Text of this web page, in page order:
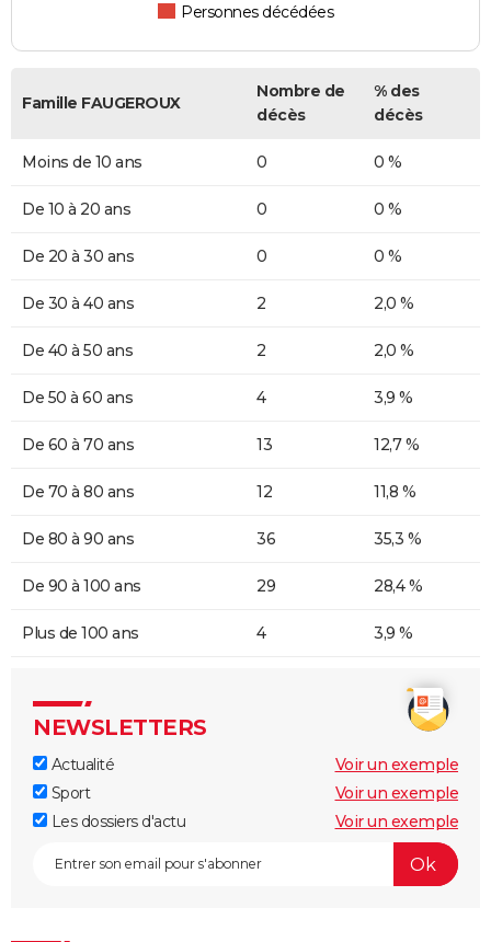
Personnes décédées
Famille FAUGEROUX
Nombre de
décès
% des
décès
Moins de 10 ans 0 0 %
De 10 à 20 ans 0 0 %
De 20 à 30 ans 0 0 %
De 30 à 40 ans 2 2,0 %
De 40 à 50 ans 2 2,0 %
De 50 à 60 ans 4 3,9 %
De 60 à 70 ans 13 12,7 %
De 70 à 80 ans 12 11,8 %
De 80 à 90 ans 36 35,3 %
De 90 à 100 ans 29 28,4 %
Plus de 100 ans 4 3,9 %
NEWSLETTERS
Actualité
Voir un exemple
Sport
Voir un exemple
Les dossiers d'actu
Voir un exemple